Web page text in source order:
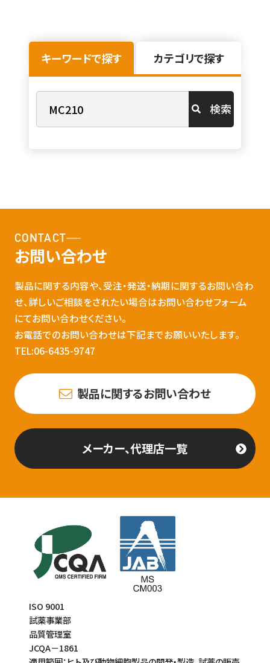
キーワードで探す カテゴリで探す
検索
CONTACT
お問い合わせ
製品に関する内容や、受注・発送・納期に関するお問い合わ
せ、詳しいご相談をされたい場合はお問い合わせフォーム
にてお問い合わせください。
お電話でのお問い合わせは下記までお願いいたします。
TEL:06-6435-9747
製品に関するお問い合わせ
メーカー、代理店一覧
ISO 9001
試薬事業部
品質管理室
JCQA－1861